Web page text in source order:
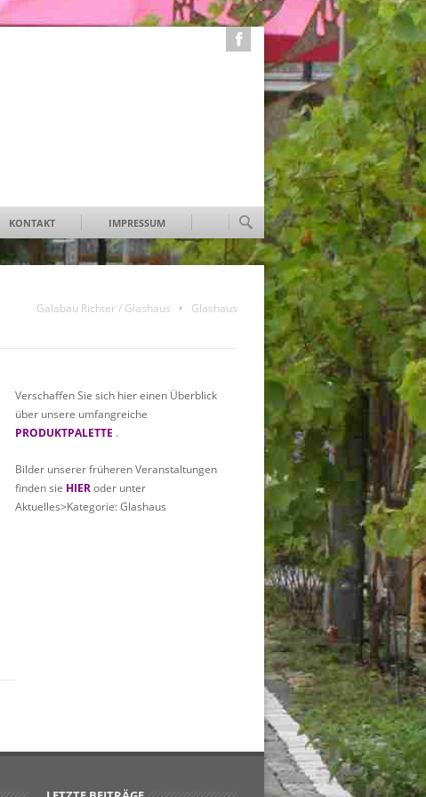
FACEBOOK
KONTAKT IMPRESSUM
Galabau Richter / Glashaus Glashaus
Verschaffen Sie sich hier einen Überblick
über unsere umfangreiche
PRODUKTPALETTE .
Bilder unserer früheren Veranstaltungen
finden sie HIERoder unter
Aktuelles>Kategorie: Glashaus